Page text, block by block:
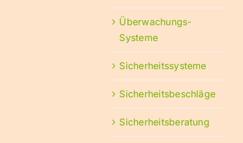
Überwachungs-
Systeme
Sicherheitssysteme
Sicherheitsbeschläge
Sicherheitsberatung